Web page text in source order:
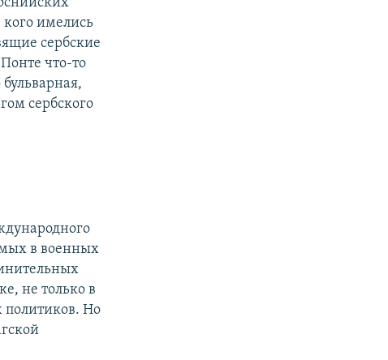
кого имелись
сербские
что-то
сербского
в военных
не только в
политиков. Но